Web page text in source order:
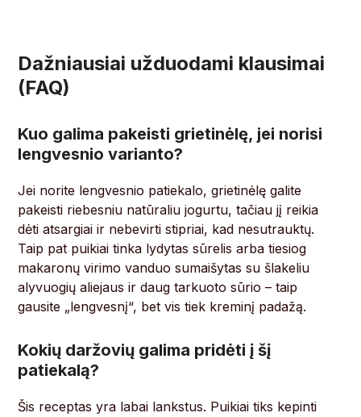
Dažniausiai užduodami klausimai
(FAQ)
Kuo galima pakeisti grietinėlę, jei norisi
lengvesnio varianto?
Jei norite lengvesnio patiekalo, grietinėlę galite
pakeisti riebesniu natūraliu jogurtu, tačiau jį reikia
dėti atsargiai ir nebevirti stipriai, kad nesutrauktų.
Taip pat puikiai tinka lydytas sūrelis arba tiesiog
makaronų virimo vanduo sumaišytas su šlakeliu
alyvuogių aliejaus ir daug tarkuoto sūrio – taip
gausite „lengvesnį“, bet vis tiek kreminį padažą.
Kokių daržovių galima pridėti į šį
patiekalą?
Šis receptas yra labai lankstus. Puikiai tiks kepinti